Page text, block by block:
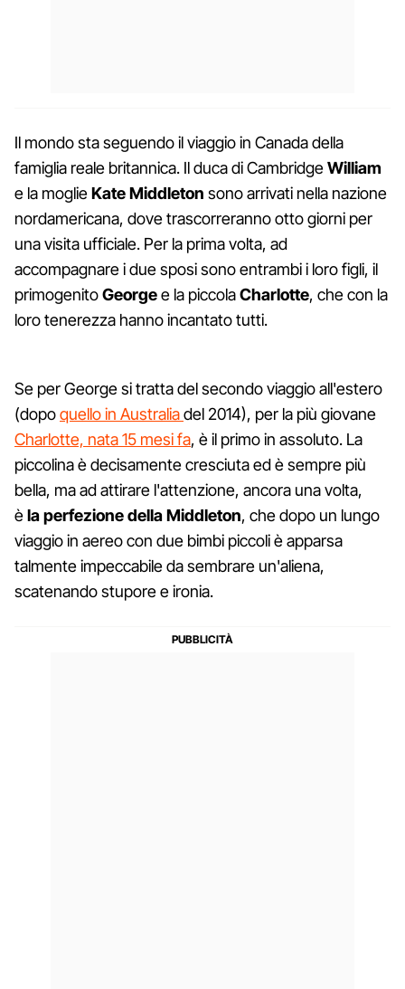
Il mondo sta seguendo il viaggio in Canada della
famiglia reale britannica. Il duca di CambridgeWilliam
e la moglieKate Middleton sono arrivati nella nazione
nordamericana, dove trascorreranno otto giorni per
una visita ufficiale. Per la prima volta, ad
accompagnare i due sposi sono entrambi i loro figli, il
primogenitoGeorgee la piccolaCharlotte, che con la
loro tenerezza hanno incantato tutti.
Se per George si tratta del secondo viaggio all'estero
(dopoquello in Australiadel 2014), per la più giovane
Charlotte, nata 15 mesi fa, è il primo in assoluto. La
piccolina è decisamente cresciuta ed è sempre più
bella, ma ad attirare l'attenzione, ancora una volta,
èla perfezione della Middleton, che dopo un lungo
viaggio in aereo con due bimbi piccoli è apparsa
talmente impeccabile da sembrare un'aliena,
scatenando stupore e ironia.